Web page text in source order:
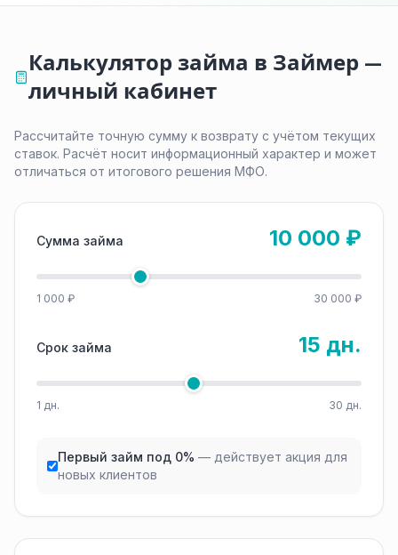
Калькулятор займа в Займер —
личный кабинет
Рассчитайте точную сумму к возврату с учётом текущих
ставок. Расчёт носит информационный характер и может
отличаться от итогового решения МФО.
Сумма займа 10 000 ₽
1 000 ₽ 30 000 ₽
Срок займа 15 дн.
1 дн. 30 дн.
Первый займ под 0% — действует акция для
новых клиентов